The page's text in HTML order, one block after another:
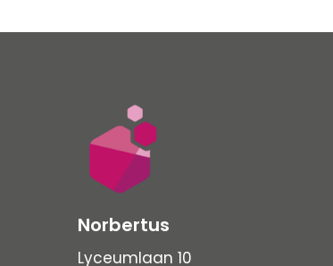
Norbertus
Lyceumlaan 10